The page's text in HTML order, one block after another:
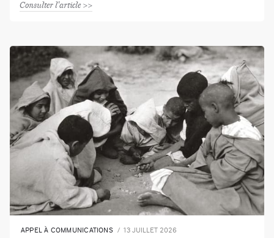
Consulter l'article
APPEL À COMMUNICATIONS 13 JUILLET 2026